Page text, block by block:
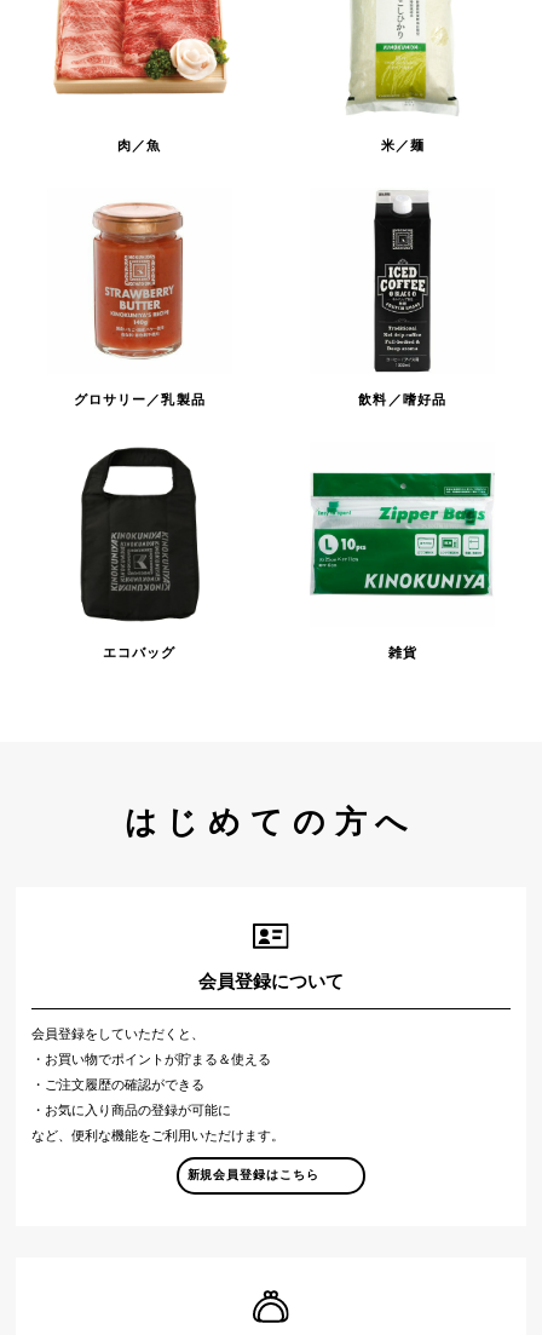
肉／魚 米／麺
グロサリー／乳製品 飲料／嗜好品
エコバッグ 雑貨
はじめての方へ
会員登録について
会員登録をしていただくと、
・お買い物でポイントが貯まる＆使える
・ご注文履歴の確認ができる
・お気に入り商品の登録が可能に
など、便利な機能をご利用いただけます。
新規会員登録はこちら